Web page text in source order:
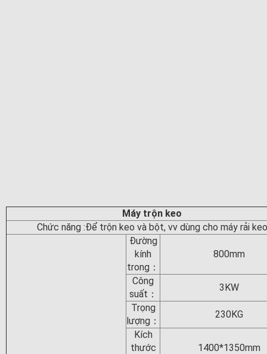
Máy trộn keo
Chức năng :Để trộn keo và bột, vv dùng cho máy rải keo
Đường
kính
trong：
800mm
Công
suất：
3KW
Trọng
lượng：
230KG
Kích
thước
1400*1350mm